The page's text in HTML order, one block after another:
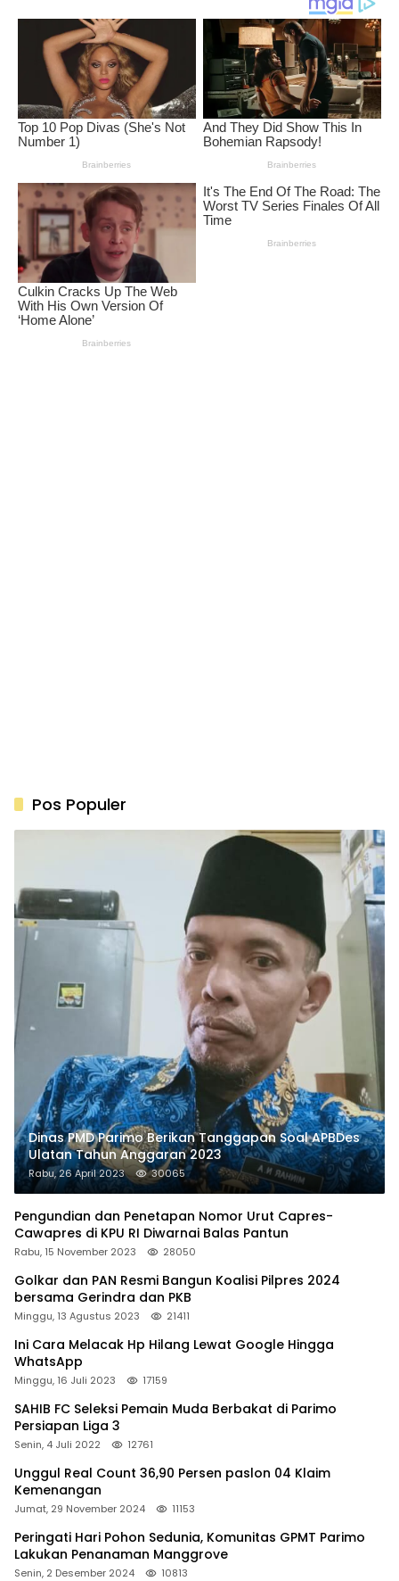
Pos Populer
Dinas PMD Parimo Berikan Tanggapan Soal APBDes
Ulatan Tahun Anggaran 2023
Rabu, 26 April 2023 30065
Pengundian dan Penetapan Nomor Urut Capres-
Cawapres di KPU RI Diwarnai Balas Pantun
Rabu, 15 November 2023 28050
Golkar dan PAN Resmi Bangun Koalisi Pilpres 2024
bersama Gerindra dan PKB
Minggu, 13 Agustus 2023 21411
Ini Cara Melacak Hp Hilang Lewat Google Hingga
WhatsApp
Minggu, 16 Juli 2023 17159
SAHIB FC Seleksi Pemain Muda Berbakat di Parimo
Persiapan Liga 3
Senin, 4 Juli 2022 12761
Unggul Real Count 36,90 Persen paslon 04 Klaim
Kemenangan
Jumat, 29 November 2024 11153
Peringati Hari Pohon Sedunia, Komunitas GPMT Parimo
Lakukan Penanaman Manggrove
Senin, 2 Desember 2024 10813